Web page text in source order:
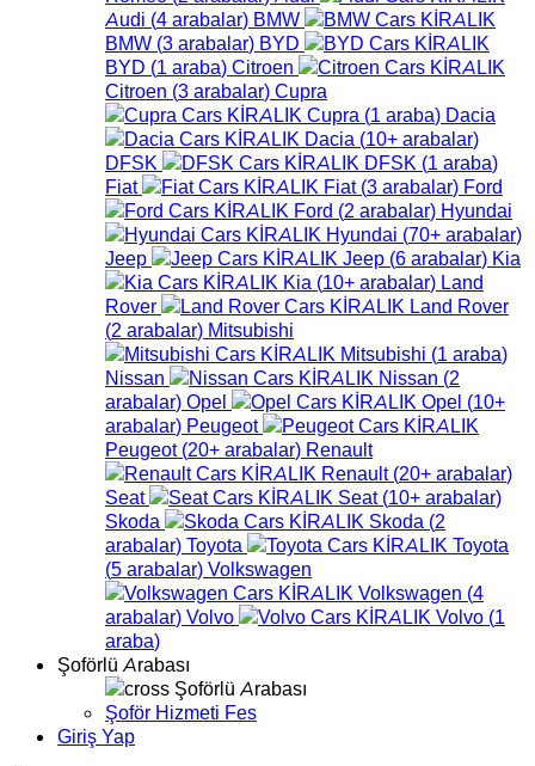
Audi (4 arabalar) BMW
BMW (3 arabalar) BYD
BYD (1 araba) Citroen
Citroen (3 arabalar) Cupra
Cupra (1 araba) Dacia
Dacia (10+ arabalar)
DFSK
DFSK (1 araba)
Fiat
Fiat (3 arabalar) Ford
Ford (2 arabalar) Hyundai
Hyundai (70+ arabalar)
Jeep
Jeep (6 arabalar) Kia
Kia (10+ arabalar) Land
Rover
Land Rover
(2 arabalar) Mitsubishi
Mitsubishi (1 araba)
Nissan
Nissan (2
arabalar) Opel Opel (10+
arabalar) Peugeot
Peugeot (20+ arabalar) Renault
Renault (20+ arabalar)
Seat
Seat (10+ arabalar)
Skoda
Skoda (2
arabalar) Toyota
Toyota
(5 arabalar) Volkswagen
Volkswagen (4
arabalar) Volvo Volvo (1
araba)
Şoförlü Arabası
Şoförlü Arabası
Şoför Hizmeti Fes
Giriş Yap